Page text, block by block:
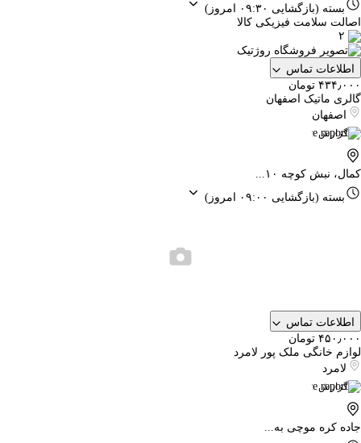
بسته (بازگشایی ۰۹:۳۰ امروز)
اصالت سلامت فیزیکی کالا
۲
اطلاعات تماس
۴۳۴٫۰۰۰ تومان
گالری ماتیک اصفهان
اصفهان
گزارش
کمال، نبش کوچه ۱۰...
بسته (بازگشایی ۰۹:۰۰ امروز)
اطلاعات تماس
۴۵۰٫۰۰۰ تومان
لوازم خانگی ملک پور لامرد
لامرد
گزارش
جاده کره موچی به...